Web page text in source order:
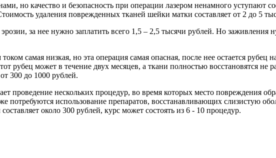
но качество и безопасность при операции лазером ненамного уступают
удаления поврежденных тканей шейки матки составляет от 2 до 5
за нее нужно заплатить всего 1,5 – 2,5 тысячи рублей. Но заживления
самая низкая, но эта операция самая опасная, после нее остается рубец
рубец может в течение двух месяцев, а ткани полностью восстановятся не
300 до 1000 рублей.
проведение нескольких процедур, во время которых место повреждения
потребуются использование препаратов, восстанавливающих слизистую
около 300 рублей, курс может состоять из 6 - 10 процедур.